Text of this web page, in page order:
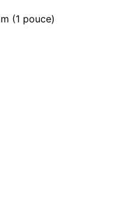
(1 pouce)